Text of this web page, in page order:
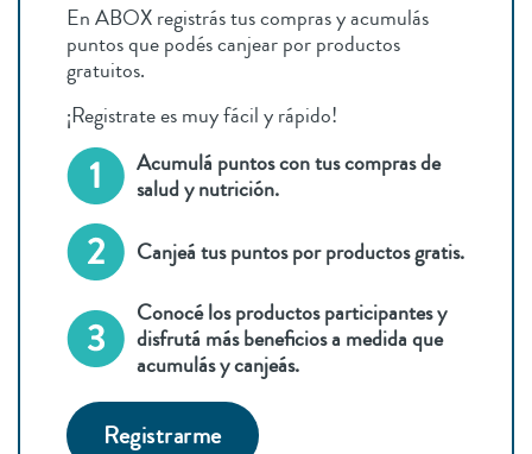
En ABOX registrás tus compras y acumulás
puntos que podés canjear por productos
gratuitos.
¡Registrate es muy fácil y rápido!
Acumulá puntos con tus compras de
salud y nutrición.
Canjeá tus puntos por productos gratis.
Conocé los productos participantes y
disfrutá más beneficios a medida que
acumulás y canjeás.
Registrarme